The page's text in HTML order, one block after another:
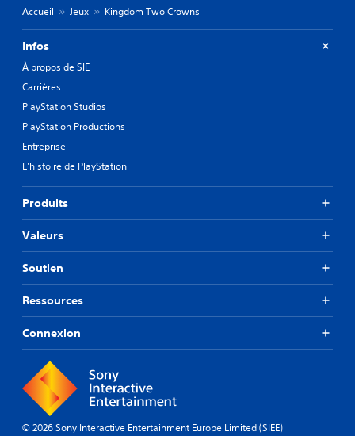
Accueil Jeux Kingdom Two Crowns
Infos
À propos de SIE
Carrières
PlayStation Studios
PlayStation Productions
Entreprise
L'histoire de PlayStation
Produits
Valeurs
Soutien
Ressources
Connexion
© 2026 Sony Interactive Entertainment Europe Limited (SIEE)